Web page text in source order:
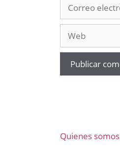
electrónico
Quienes somos